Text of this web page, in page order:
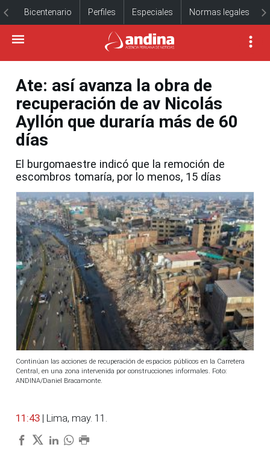
Bicentenario Perfiles Especiales Normas legales
Ate: así avanza la obra de
recuperación de av Nicolás
Ayllón que duraría más de 60
días
El burgomaestre indicó que la remoción de
escombros tomaría, por lo menos, 15 días
Continúan las acciones de recuperación de espacios públicos en la Carretera
Central, en una zona intervenida por construcciones informales. Foto:
ANDINA/Daniel Bracamonte.
11:43 | Lima, may. 11.